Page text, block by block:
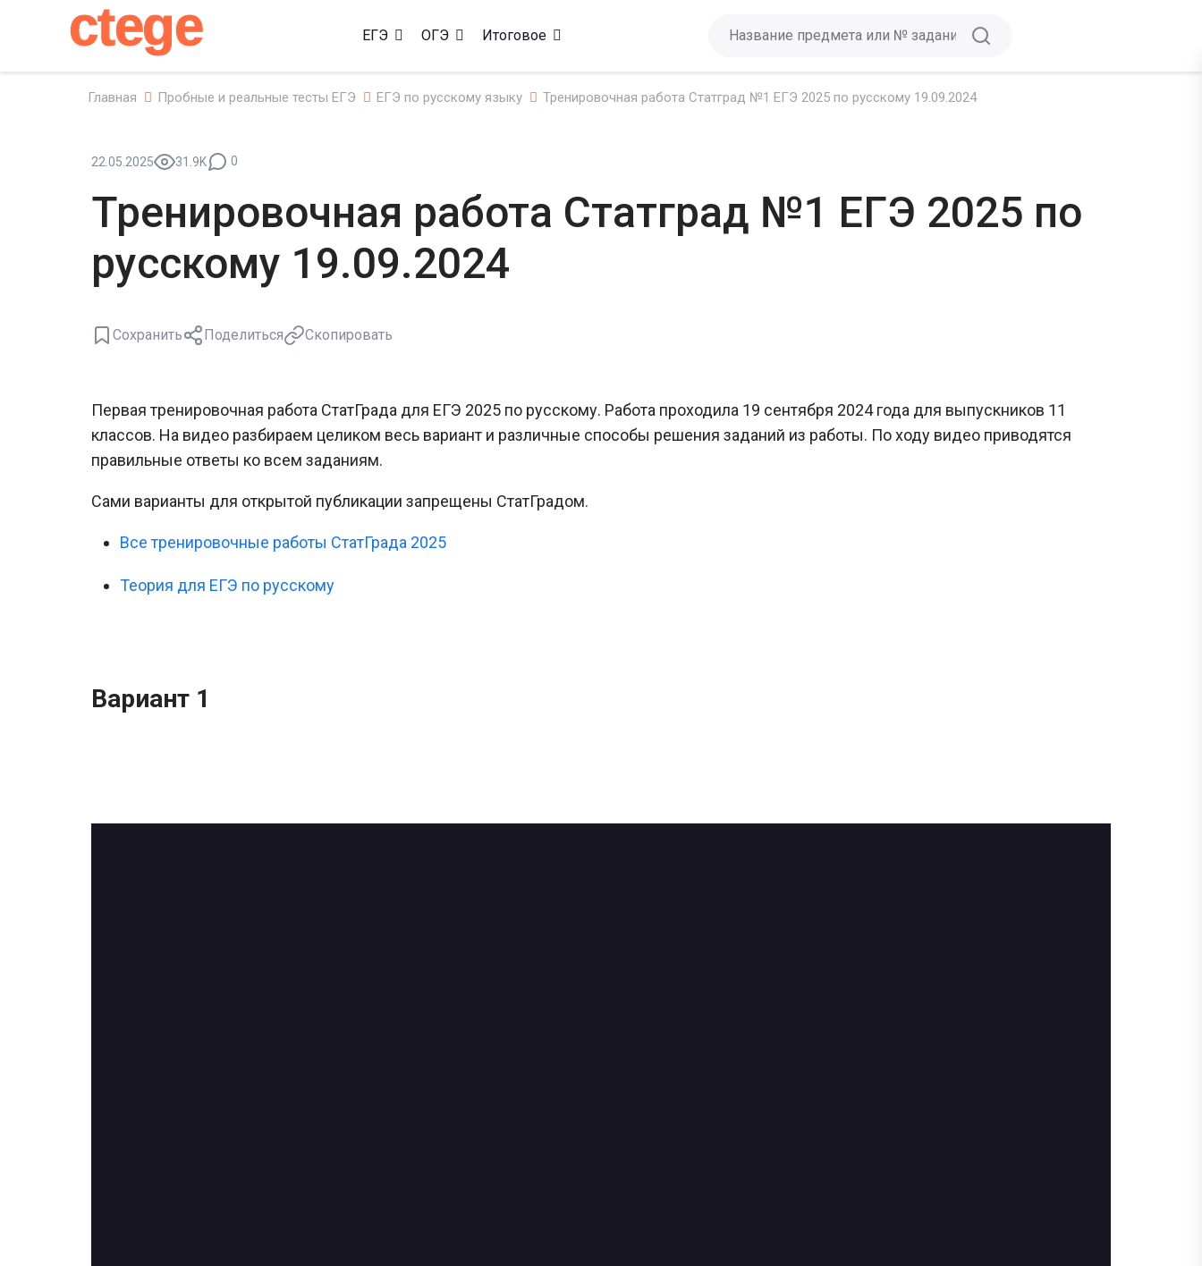
ctege ЕГЭ ОГЭ Итоговое
Главная Пробные и реальные тесты ЕГЭ ЕГЭ по русскому языку Тренировочная работа Статград №1 ЕГЭ 2025 по русскому 19.09.2024
22.05.2025 31.9K 0
Тренировочная работа Статград №1 ЕГЭ 2025 по
русскому 19.09.2024
Сохранить Поделиться Скопировать
Первая тренировочная работа СтатГрада для ЕГЭ 2025 по русскому. Работа проходила 19 сентября 2024 года для выпускников 11
классов. На видео разбираем целиком весь вариант и различные способы решения заданий из работы. По ходу видео приводятся
правильные ответы ко всем заданиям.
Сами варианты для открытой публикации запрещены СтатГрадом.
Все тренировочные работы СтатГрада 2025
Теория для ЕГЭ по русскому
Вариант 1